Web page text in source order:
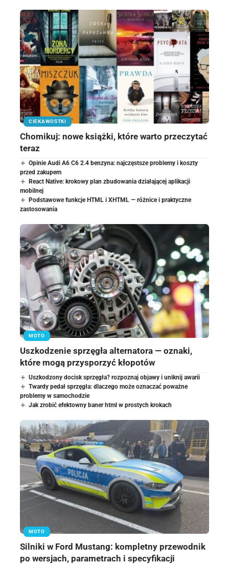
CIEKAWOSTKI
Chomikuj: nowe książki, które warto przeczytać
teraz
Opinie Audi A6 C6 2.4 benzyna: najczęstsze problemy i koszty
przed zakupem
React Native: krokowy plan zbudowania działającej aplikacji
mobilnej
Podstawowe funkcje HTML i XHTML — różnice i praktyczne
zastosowania
MOTO
Uszkodzenie sprzęgła alternatora — oznaki,
które mogą przysporzyć kłopotów
Uszkodzony docisk sprzęgła? rozpoznaj objawy i uniknij awarii
Twardy pedał sprzęgła: dlaczego może oznaczać poważne
problemy w samochodzie
Jak zrobić efektowny baner html w prostych krokach
MOTO
Silniki w Ford Mustang: kompletny przewodnik
po wersjach, parametrach i specyfikacji